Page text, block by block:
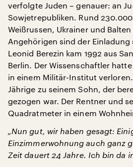
verfolgte Juden – genauer: an
Sowjetrepubliken. Rund
Weißrussen, Ukrainer und
Angehörigen sind der
Leonid Berezin kam 1992 aus
Berlin. Der Wissenschaftler
in einem Militär-Institut
Jährige zu seinem Sohn, der
gezogen war. Der Rentner und
Quadratmeter in einem
„Nun gut, wir haben gesagt:
Einzimmerwohnung auch ganz
Zeit dauert 24 Jahre. Ich bin da